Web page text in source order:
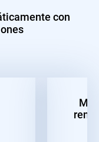
con